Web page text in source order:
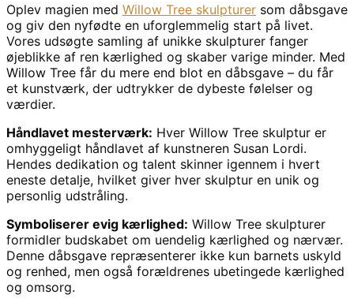
Oplev magien med Willow Tree skulpturer som dåbsgave
og giv den nyfødte en uforglemmelig start på livet.
Vores udsøgte samling af unikke skulpturer fanger
øjeblikke af ren kærlighed og skaber varige minder. Med
Willow Tree får du mere end blot en dåbsgave – du får
et kunstværk, der udtrykker de dybeste følelser og
værdier.
Håndlavet mesterværk: Hver Willow Tree skulptur er
omhyggeligt håndlavet af kunstneren Susan Lordi.
Hendes dedikation og talent skinner igennem i hvert
eneste detalje, hvilket giver hver skulptur en unik og
personlig udstråling.
Symboliserer evig kærlighed: Willow Tree skulpturer
formidler budskabet om uendelig kærlighed og nærvær.
Denne dåbsgave repræsenterer ikke kun barnets uskyld
og renhed, men også forældrenes ubetingede kærlighed
og omsorg.